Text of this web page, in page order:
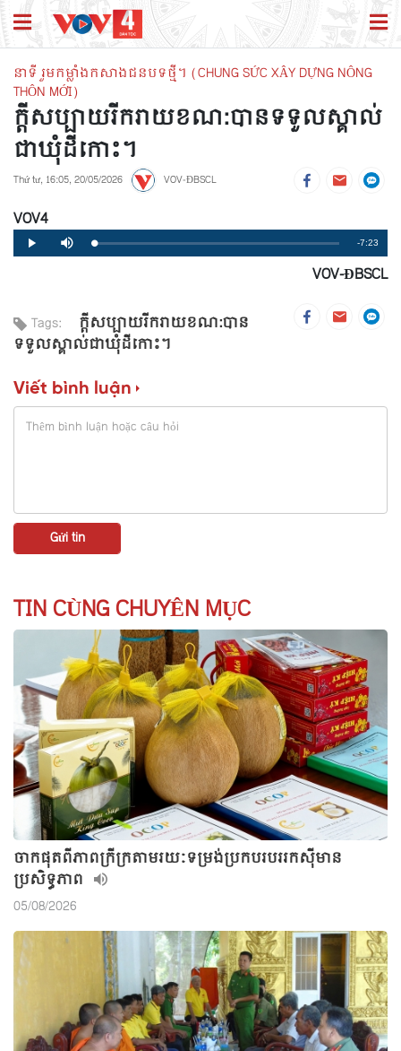
នាទី រួមកម្លាំងកសាងជនបទថ្មី។ (CHUNG SỨC XÂY DỰNG NÔNG
THÔN MỚI)
ក្ដីសប្បាយរីករាយខណ:បានទទួលស្គាល់
ជាឃុំដីកោះ។
Thứ tư, 16:05, 20/05/2026 VOV-ĐBSCL
VOV4
Play Mute Loaded:
0%
Progress:
0%
Remaining
Time
-7:23
VOV-ĐBSCL
Tags:
ក្ដីសប្បាយរីករាយខណ:បាន
ទទួលស្គាល់ជាឃុំដីកោះ។
Viết bình luận
TIN CÙNG CHUYÊN MỤC
ចាកផុតពីភាពក្រីក្រតាមរយៈទម្រង់ប្រកបរបររកស៊ីមាន
ប្រសិទ្ធភាព
05/08/2026